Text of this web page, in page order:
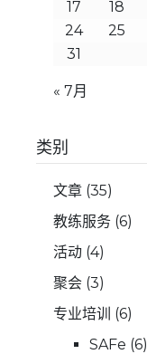
17
18
24
25
31
« 7月
类别
文章(35)
教练服务(6)
活动(4)
聚会(3)
专业培训 (6)
SAFe (6)